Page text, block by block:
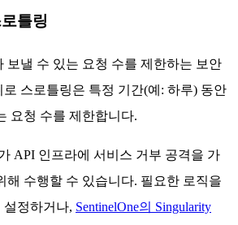
틀링
보낼 수 있는 요청 수를 제한하는 보안
스로틀링은 특정 기간(예: 하루) 동안
요청 수를 제한합니다.
API 인프라에 서비스 거부 공격을 가
해 수행할 수 있습니다. 필요한 로직을
설정하거나, SentinelOne의 Singularity